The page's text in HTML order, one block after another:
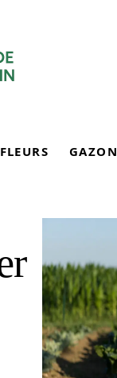
FLEURS GAZON